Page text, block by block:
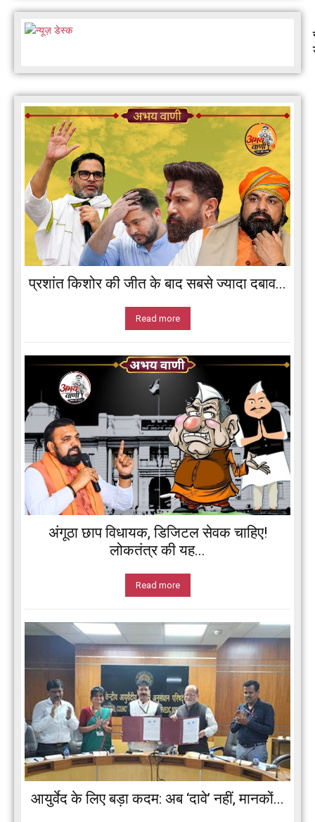
प्रशांत किशोर की जीत के बाद सबसे ज्यादा दबाव...
Read more
अंगूठा छाप विधायक, डिजिटल सेवक चाहिए!
लोकतंत्र की यह...
Read more
आयुर्वेद के लिए बड़ा कदम: अब ‘दावे’ नहीं, मानकों...